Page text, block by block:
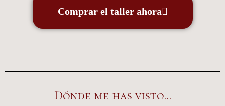
Comprar el taller ahora
Dónde me has visto...